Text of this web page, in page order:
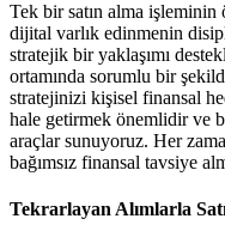
Tek bir satın alma işleminin
dijital varlık edinmenin
stratejik bir yaklaşımı
ortamında sorumlu bir
stratejinizi kişisel finansal
hale getirmek önemlidir ve
araçlar sunuyoruz. Her
bağımsız finansal tavsiye
Tekrarlayan Alımlarla